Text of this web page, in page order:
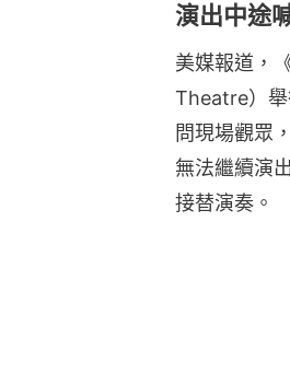
演出中途
美媒報道，
Theatre）
問現場觀眾
無法繼續演
接替演奏。